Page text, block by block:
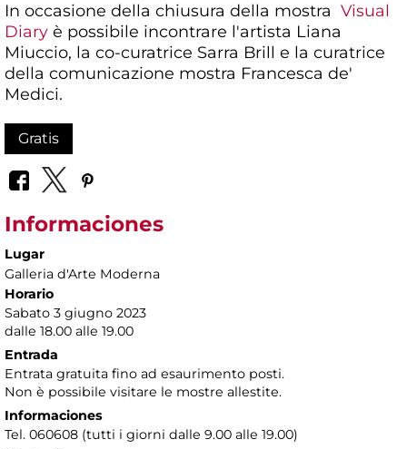
In occasione della chiusura della mostra Visual
Diary è possibile incontrare l'artista Liana
Miuccio, la co-curatrice Sarra Brill e la curatrice
della comunicazione mostra Francesca de'
Medici.
Gratis
Informaciones
Lugar
Galleria d'Arte Moderna
Horario
Sabato 3 giugno 2023
dalle 18.00 alle 19.00
Entrada
Entrata gratuita fino ad esaurimento posti.
Non è possibile visitare le mostre allestite.
Informaciones
Tel. 060608 (tutti i giorni dalle 9.00 alle 19.00)